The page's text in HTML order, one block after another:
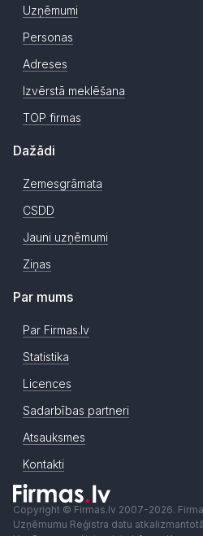
Uzņēmumi
Personas
Adreses
Izvērstā meklēšana
TOP firmas
Dažādi
Zemesgrāmata
CSDD
Jauni uzņēmumi
Ziņas
Par mums
Par Firmas.lv
Statistika
Licences
Sadarbības partneri
Atsauksmes
Kontakti
Copyright © Firmas.lv 2007-2026.
Uzņēmumu Reģistra datu